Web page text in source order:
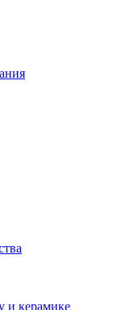
и керамике